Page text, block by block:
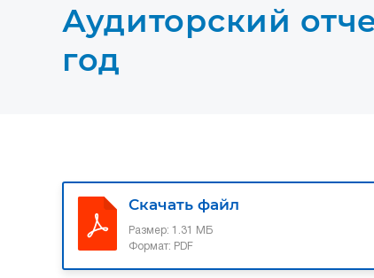
Аудиторский
год
Скачать файл
Размер:1.31 МБ
Формат: PDF